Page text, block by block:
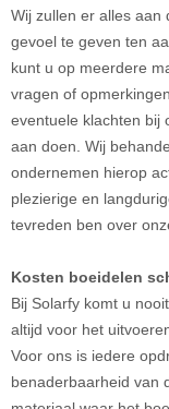
Wij zullen er alles aan
gevoel te geven ten
kunt u op meerdere
vragen of
eventuele klachten bij
aan doen. Wij
ondernemen hierop
plezierige en
tevreden ben over
Kosten boeidelen
Bij Solarfy komt u
altijd voor het
Voor ons is iedere
benaderbaarheid van